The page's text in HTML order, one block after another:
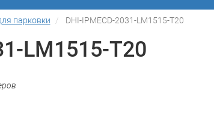
парковки DHI-IPMECD-2031-LM1515-T20
LM1515-T20